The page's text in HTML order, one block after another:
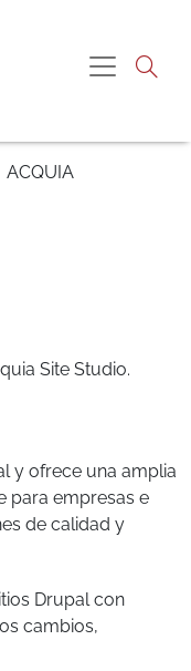
ACQUIA
Site Studio.
y ofrece una amplia
para empresas e
de calidad y
Drupal con
cambios,